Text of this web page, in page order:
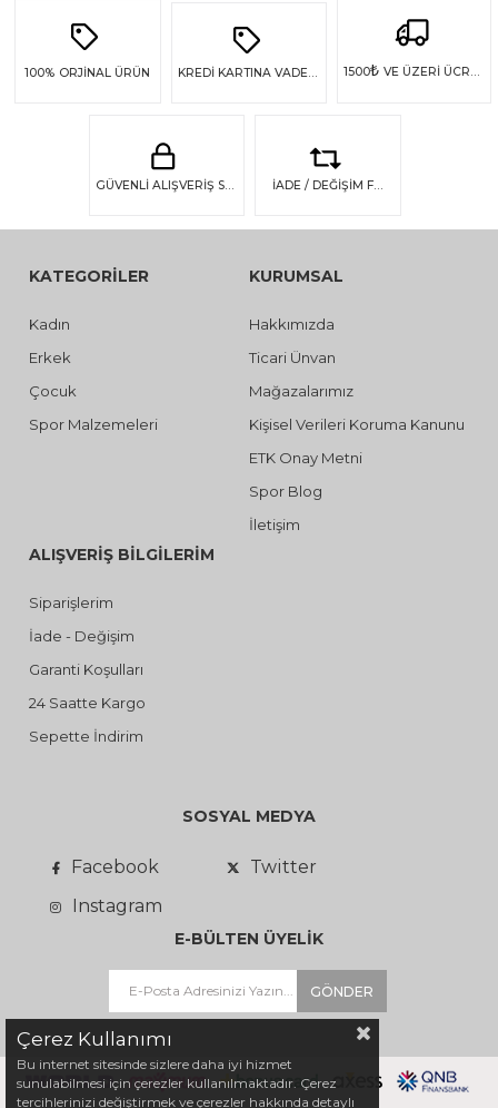
100% ORJİNAL ÜRÜN 1500₺ VE ÜZERİ ÜCRETSİZ KARGO
GÜVENLİ ALIŞVERİŞ SSL GÜVENLİĞİ İADE / DEĞİŞİM FIRSATI
KATEGORİLER
Kadın
Erkek
Çocuk
Spor Malzemeleri
KURUMSAL
Hakkımızda
Ticari Ünvan
Mağazalarımız
Kişisel Verileri Koruma Kanunu
ETK Onay Metni
Spor Blog
İletişim
ALIŞVERİŞ BİLGİLERİM
Siparişlerim
İade - Değişim
Garanti Koşulları
24 Saatte Kargo
Sepette İndirim
SOSYAL MEDYA
Facebook
Twitter
Instagram
E-BÜLTEN ÜYELİK
GÖNDER
Çerez Kullanımı
Bu internet sitesinde sizlere daha iyi hizmet
sunulabilmesi için çerezler kullanılmaktadır. Çerez
tercihlerinizi değiştirmek ve çerezler hakkında detaylı